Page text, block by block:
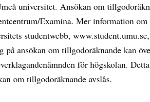
universitet. Ansökan om
Examina. Mer information
studentwebb,
på ansökan om tillgodoräknande kan
för högskolan.
om tillgodoräknande avslås.